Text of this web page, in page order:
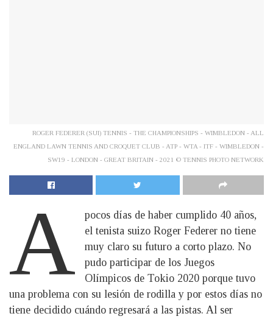
ROGER FEDERER (SUI) TENNIS - THE CHAMPIONSHIPS - WIMBLEDON - ALL
ENGLAND LAWN TENNIS AND CROQUET CLUB - ATP - WTA - ITF - WIMBLEDON -
SW19 - LONDON - GREAT BRITAIN - 2021 © TENNIS PHOTO NETWORK
A
pocos días de haber cumplido 40 años,
el tenista suizo Roger Federer no tiene
muy claro su futuro a corto plazo. No
pudo participar de los Juegos
Olímpicos de Tokio 2020 porque tuvo
una problema con su lesión de rodilla y por estos días no
tiene decidido cuándo regresará a las pistas. Al ser